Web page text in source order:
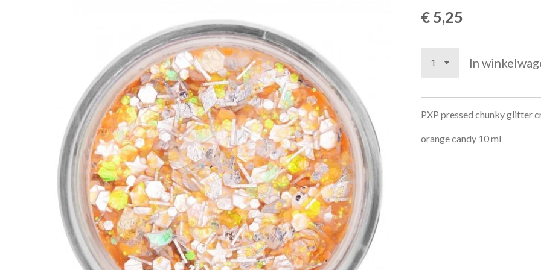
€ 5,25
In
PXP pressed chunky glitter
orange candy 10 ml